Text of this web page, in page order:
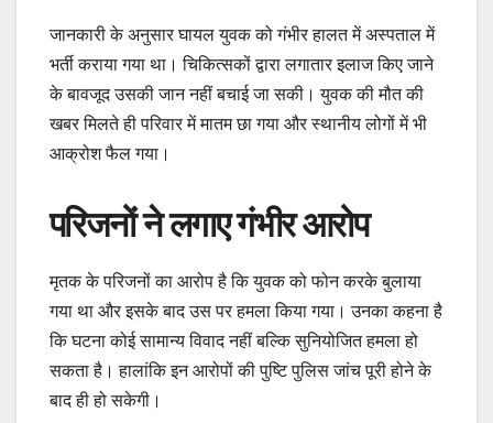
जानकारी के अनुसार घायल युवक को गंभीर हालत में अस्पताल में
भर्ती कराया गया था। चिकित्सकों द्वारा लगातार इलाज किए जाने
के बावजूद उसकी जान नहीं बचाई जा सकी। युवक की मौत की
खबर मिलते ही परिवार में मातम छा गया और स्थानीय लोगों में भी
आक्रोश फैल गया।
परिजनों ने लगाए गंभीर आरोप
मृतक के परिजनों का आरोप है कि युवक को फोन करके बुलाया
गया था और इसके बाद उस पर हमला किया गया। उनका कहना है
कि घटना कोई सामान्य विवाद नहीं बल्कि सुनियोजित हमला हो
सकता है। हालांकि इन आरोपों की पुष्टि पुलिस जांच पूरी होने के
बाद ही हो सकेगी।